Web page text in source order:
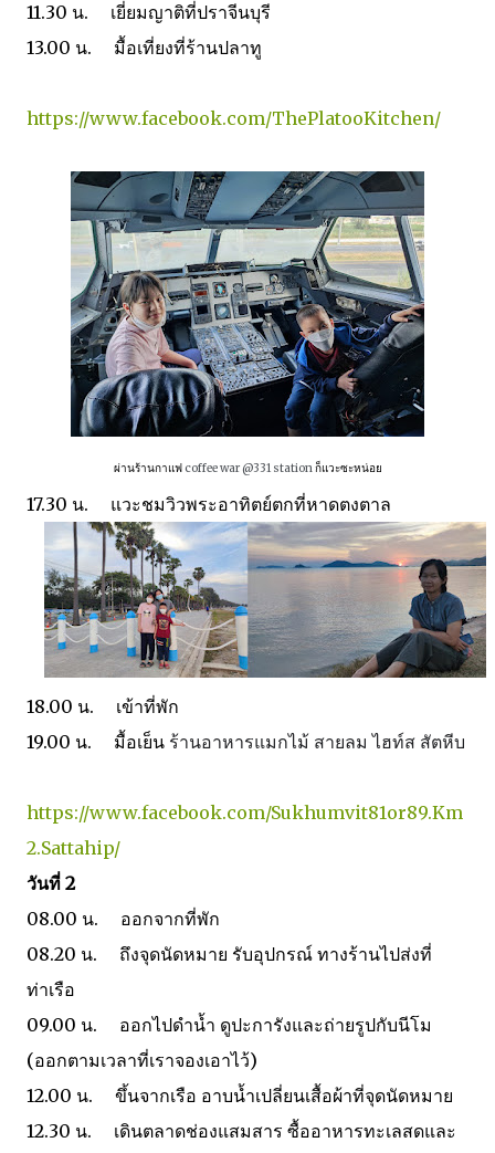
11.30 น. เยี่ยมญาติที่ปราจีนบุรี
13.00 น. มื้อเที่ยงที่ร้านปลาทู
https://www.facebook.com/ThePlatooKitchen/
ผ่านร้านกาแฟ coffee war @331 stationก็แวะซะหน่อย
17.30 น. แวะชมวิวพระอาทิตย์ตกที่หาดตงตาล
18.00 น. เข้าที่พัก
19.00 น. มื้อเย็น ร้านอาหารแมกไม้ สายลม ไฮท์ส สัตหีบ
https://www.facebook.com/Sukhumvit81or89.Km
2.Sattahip/
วันที่ 2
08.00 น. ออกจากที่พัก
08.20 น. ถึงจุดนัดหมาย รับอุปกรณ์ ทางร้านไปส่งที่
ท่าเรือ
09.00 น. ออกไปดำน้ำ ดูปะการังและถ่ายรูปกับนีโม
(ออกตามเวลาที่เราจองเอาไว้)
12.00 น. ขึ้นจากเรือ อาบน้ำเปลี่ยนเสื้อผ้าที่จุดนัดหมาย
12.30 น. เดินตลาดช่องแสมสาร ซื้ออาหารทะเลสดและ